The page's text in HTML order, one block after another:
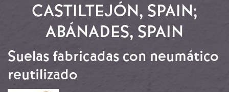
CASTILTEJÓN, SPAIN;
ABÁNADES, SPAIN
Suelas fabricadas con neumático
reutilizado